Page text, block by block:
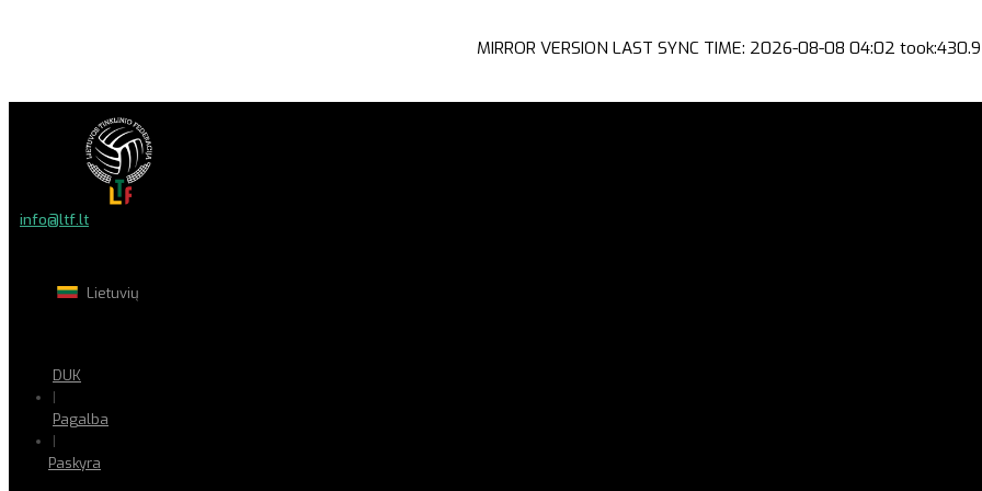
MIRROR VERSION LAST SYNC TIME: 2026-08-08 04:02
info@ltf.lt
Lietuvių
DUK
|
Pagalba
|
Paskyra